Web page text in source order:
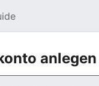
anlegen